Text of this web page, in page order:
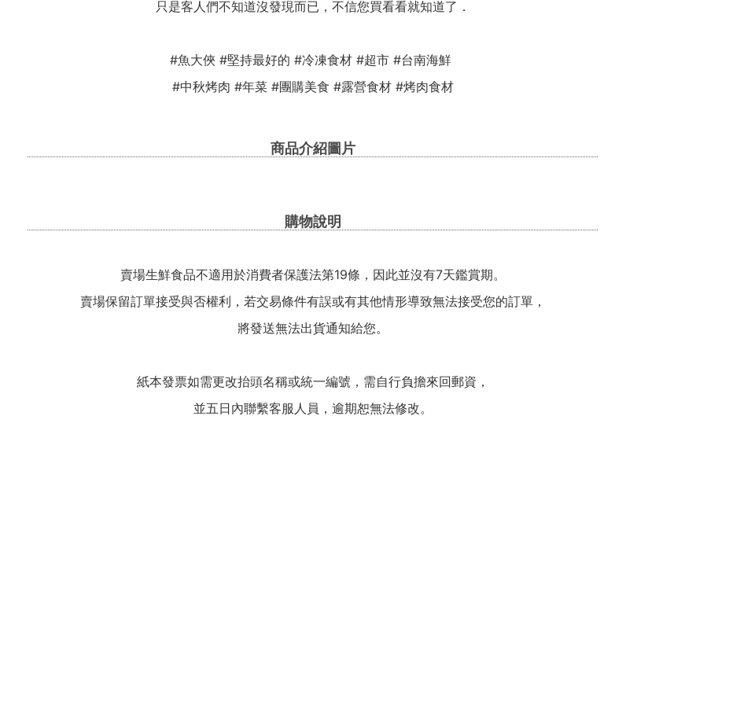
只是客人們不知道沒發現而已，不信您買看看就知道了．
#魚大俠 #堅持最好的 #冷凍食材 #超市 #台南海鮮
#中秋烤肉 #年菜 #團購美食 #露營食材 #烤肉食材
商品介紹圖片
購物說明
賣場生鮮食品不適用於消費者保護法第19條，因此並沒有7天鑑賞期。
賣場保留訂單接受與否權利，若交易條件有誤或有其他情形導致無法接受您的訂單，
將發送無法出貨通知給您。
紙本發票如需更改抬頭名稱或統一編號，需自行負擔來回郵資，
並五日內聯繫客服人員，逾期恕無法修改。